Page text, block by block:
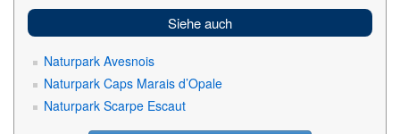
Siehe auch
Naturpark Avesnois
Naturpark Caps Marais d’Opale
Naturpark Scarpe Escaut